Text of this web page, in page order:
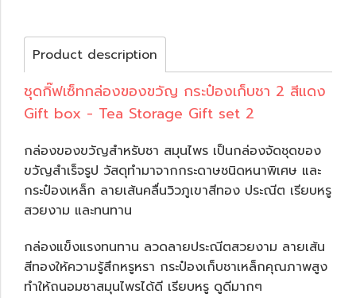
Product description
ชุดกิ๊ฟเซ็ทกล่องของขวัญ กระป๋องเก็บชา 2 สีแดง
Gift box - Tea Storage Gift set 2
กล่องของขวัญสำหรับชา สมุนไพร เป็นกล่องจัดชุดของ
ขวัญสำเร็จรูป วัสดุทำมาจากกระดาษชนิดหนาพิเศษ และ
กระป๋องเหล็ก ลายเส้นคลื่นวิวภูเขาสีทอง ประณีต เรียบหรู
สวยงาม และทนทาน
กล่องแข็งแรงทนทาน ลวดลายประณีตสวยงาม ลายเส้น
สีทองให้ความรู้สึกหรูหรา กระป๋องเก็บชาเหล็กคุณภาพสูง
ทำให้ถนอมชาสมุนไพรได้ดี เรียบหรู ดูดีมากๆ